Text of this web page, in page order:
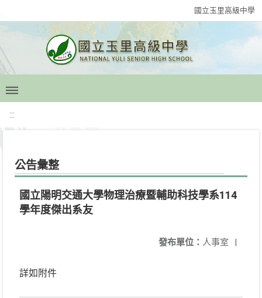
國立玉里高級中學
:::
公告彙整
國立陽明交通大學物理治療暨輔助科技學系114
學年度傑出系友
發布單位： 人事室 |
詳如附件